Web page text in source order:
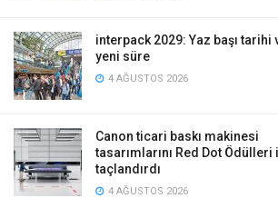
interpack 2029: Yaz başı tarihi
yeni süre
4 AĞUSTOS 2026
Canon ticari baskı makinesi
tasarımlarını Red Dot Ödülleri
taçlandırdı
4 AĞUSTOS 2026